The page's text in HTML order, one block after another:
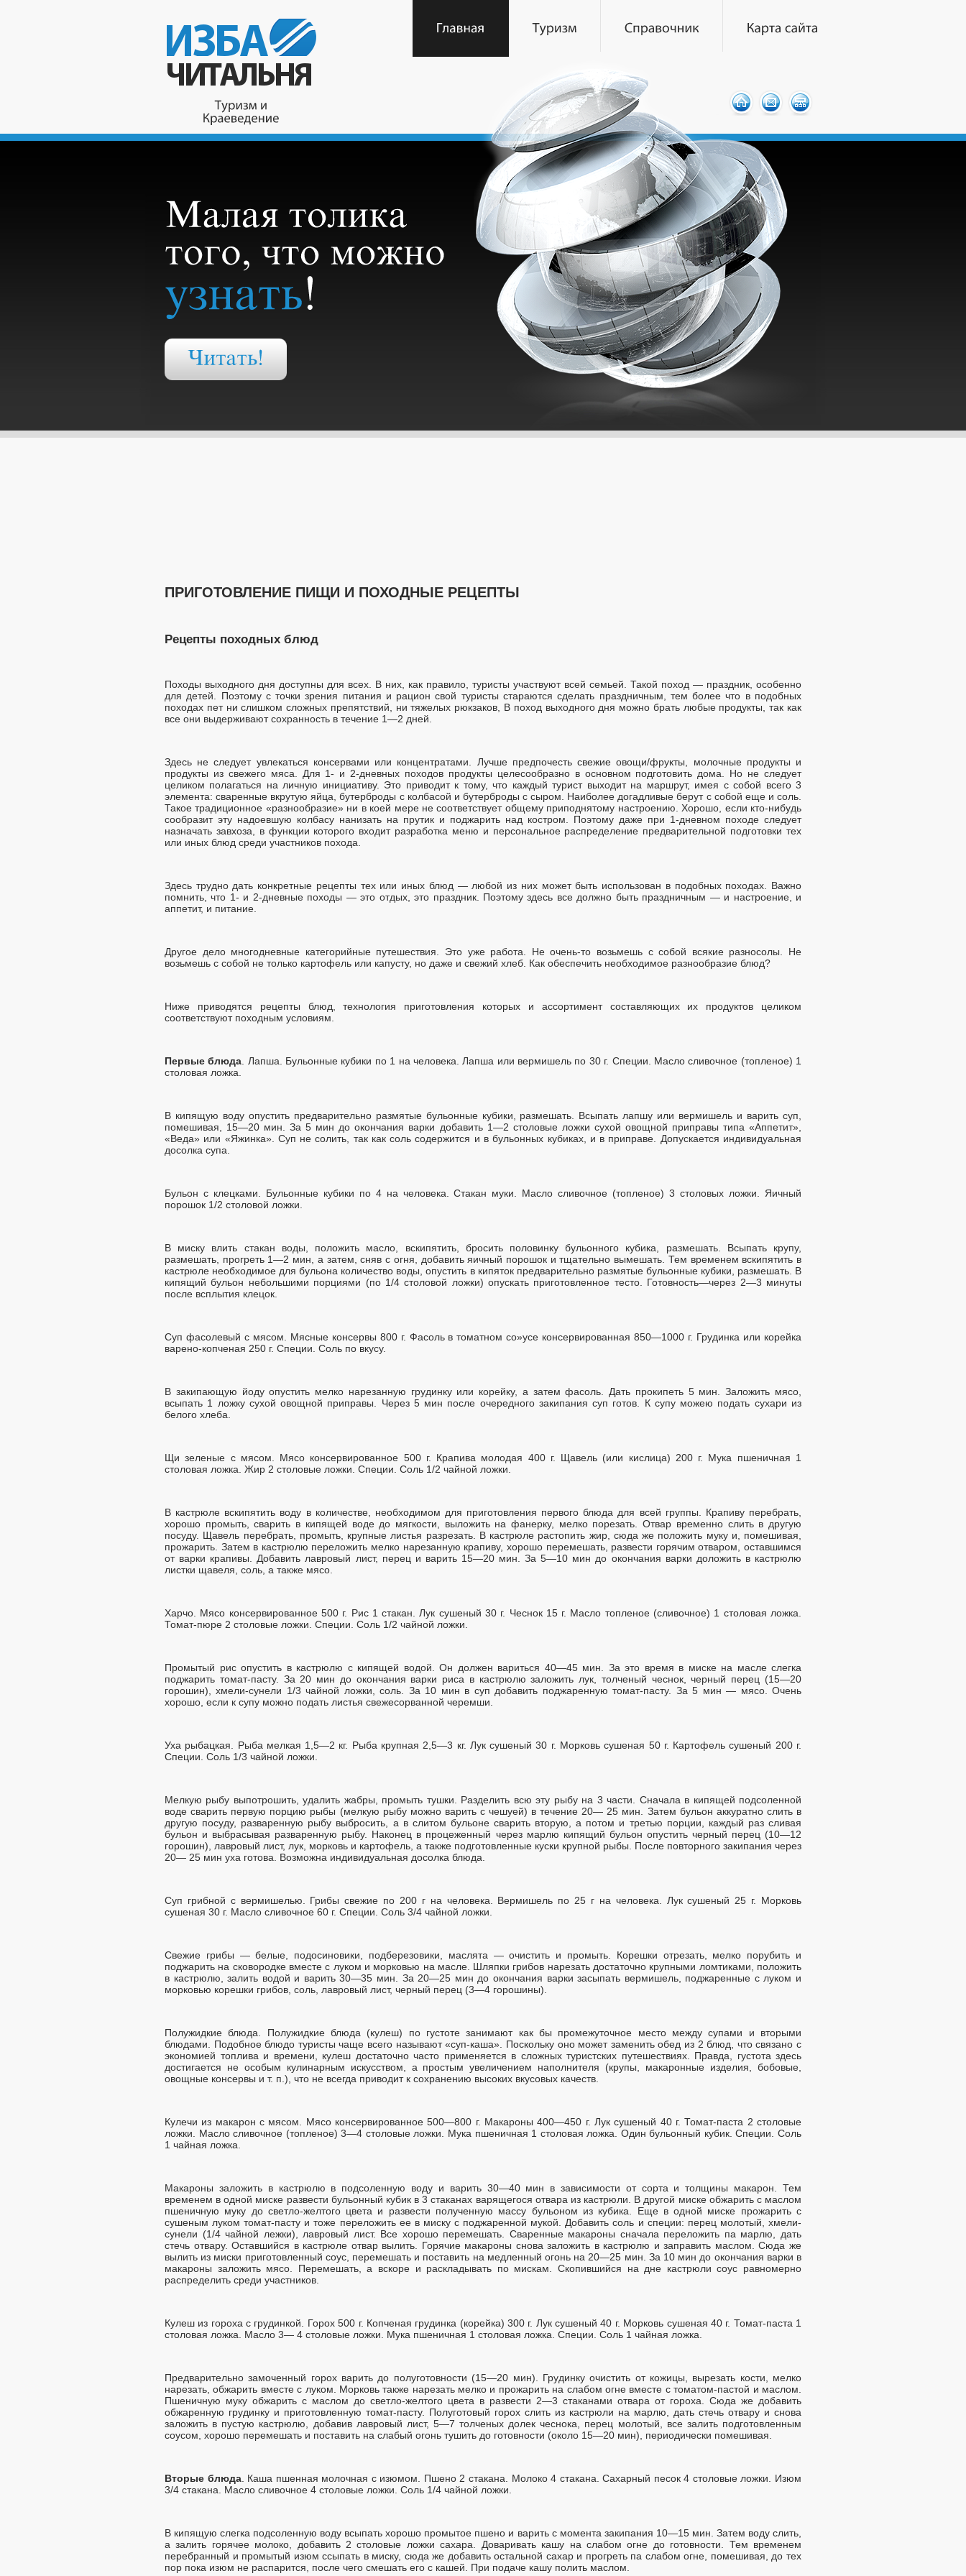
ПРИГОТОВЛЕНИЕ ПИЩИ И ПОХОДНЫЕ РЕЦЕПТЫ
Рецепты походных блюд
Походы выходного дня доступны для всех. В них, как правило, туристы участвуют всей семьей. Такой поход — праздник, особенно
для детей. Поэтому с точки зрения питания и рацион свой туристы стараются сделать праздничным, тем более что в подобных
походах пет ни слишком сложных препятствий, ни тяжелых рюкзаков, В поход выходного дня можно брать любые продукты, так как
все они выдерживают сохранность в течение 1—2 дней.
Здесь не следует увлекаться консервами или концентратами. Лучше предпочесть свежие овощи/фрукты, молочные продукты и
продукты из свежего мяса. Для 1- и 2-дневных походов продукты целесообразно в основном подготовить дома. Но не следует
целиком полагаться на личную инициативу. Это приводит к тому, что каждый турист выходит на маршрут, имея с собой всего 3
элемента: сваренные вкрутую яйца, бутерброды с колбасой и бутерброды с сыром. Наиболее догадливые берут с собой еще и соль.
Такое традиционное «разнообразие» ни в коей мере не соответствует общему приподнятому настроению. Хорошо, если кто-нибудь
сообразит эту надоевшую колбасу нанизать на прутик и поджарить над костром. Поэтому даже при 1-дневном походе следует
назначать завхоза, в функции которого входит разработка меню и персональное распределение предварительной подготовки тех
или иных блюд среди участников похода.
Здесь трудно дать конкретные рецепты тех или иных блюд — любой из них может быть использован в подобных походах. Важно
помнить, что 1- и 2-дневные походы — это отдых, это праздник. Поэтому здесь все должно быть праздничным — и настроение, и
аппетит, и питание.
Другое дело многодневные категорийные путешествия. Это уже работа. Не очень-то возьмешь с собой всякие разносолы. Не
возьмешь с собой не только картофель или капусту, но даже и свежий хлеб. Как обеспечить необходимое разнообразие блюд?
Ниже приводятся рецепты блюд, технология приготовления которых и ассортимент составляющих их продуктов целиком
соответствуют походным условиям.
Первые блюда . Лапша. Бульонные кубики по 1 на человека. Лапша или вермишель по 30 г. Специи. Масло сливочное (топленое) 1
столовая ложка.
В кипящую воду опустить предварительно размятые бульонные кубики, размешать. Всыпать лапшу или вермишель и варить суп,
помешивая, 15—20 мин. За 5 мин до окончания варки добавить 1—2 столовые ложки сухой овощной приправы типа «Аппетит»,
«Веда» или «Яжинка». Суп не солить, так как соль содержится и в бульонных кубиках, и в приправе. Допускается индивидуальная
досолка супа.
Бульон с клецками. Бульонные кубики по 4 на человека. Стакан муки. Масло сливочное (топленое) 3 столовых ложки. Яичный
порошок 1/2 столовой ложки.
В миску влить стакан воды, положить масло, вскипятить, бросить половинку бульонного кубика, размешать. Всыпать крупу,
размешать, прогреть 1—2 мин, а затем, сняв с огня, добавить яичный порошок и тщательно вымешать. Тем временем вскипятить в
кастрюле необходимое для бульона количество воды, опустить в кипяток предварительно размятые бульонные кубики, размешать. В
кипящий бульон небольшими порциями (по 1/4 столовой ложки) опускать приготовленное тесто. Готовность—через 2—3 минуты
после всплытия клецок.
Суп фасолевый с мясом. Мясные консервы 800 г. Фасоль в томатном со»усе консервированная 850—1000 г. Грудинка или корейка
варено-копченая 250 г. Специи. Соль по вкусу.
В закипающую йоду опустить мелко нарезанную грудинку или корейку, а затем фасоль. Дать прокипеть 5 мин. Заложить мясо,
всыпать 1 ложку сухой овощной приправы. Через 5 мин после очередного закипания суп готов. К супу можею подать сухари из
белого хлеба.
Щи зеленые с мясом. Мясо консервированное 500 г. Крапива молодая 400 г. Щавель (или кислица) 200 г. Мука пшеничная 1
столовая ложка. Жир 2 столовые ложки. Специи. Соль 1/2 чайной ложки.
В кастрюле вскипятить воду в количестве, необходимом для приготовления первого блюда для всей группы. Крапиву перебрать,
хорошо промыть, сварить в кипящей воде до мягкости, выложить на фанерку, мелко порезать. Отвар временно слить в другую
посуду. Щавель перебрать, промыть, крупные листья разрезать. В кастрюле растопить жир, сюда же положить муку и, помешивая,
прожарить. Затем в кастрюлю переложить мелко нарезанную крапиву, хорошо перемешать, развести горячим отваром, оставшимся
от варки крапивы. Добавить лавровый лист, перец и варить 15—20 мин. За 5—10 мин до окончания варки доложить в кастрюлю
листки щавеля, соль, а также мясо.
Харчо. Мясо консервированное 500 г. Рис 1 стакан. Лук сушеный 30 г. Чеснок 15 г. Масло топленое (сливочное) 1 столовая ложка.
Томат-пюре 2 столовые ложки. Специи. Соль 1/2 чайной ложки.
Промытый рис опустить в кастрюлю с кипящей водой. Он должен вариться 40—45 мин. За это время в миске на масле слегка
поджарить томат-пасту. За 20 мин до окончания варки риса в кастрюлю заложить лук, толченый чеснок, черный перец (15—20
горошин), хмели-сунели 1/3 чайной ложки, соль. За 10 мин в суп добавить поджаренную томат-пасту. За 5 мин — мясо. Очень
хорошо, если к супу можно подать листья свежесорванной черемши.
Уха рыбацкая. Рыба мелкая 1,5—2 кг. Рыба крупная 2,5—3 кг. Лук сушеный 30 г. Морковь сушеная 50 г. Картофель сушеный 200 г.
Специи. Соль 1/3 чайной ложки.
Мелкую рыбу выпотрошить, удалить жабры, промыть тушки. Разделить всю эту рыбу на 3 части. Сначала в кипящей подсоленной
воде сварить первую порцию рыбы (мелкую рыбу можно варить с чешуей) в течение 20— 25 мин. Затем бульон аккуратно слить в
другую посуду, разваренную рыбу выбросить, а в слитом бульоне сварить вторую, а потом и третью порции, каждый раз сливая
бульон и выбрасывая разваренную рыбу. Наконец в процеженный через марлю кипящий бульон опустить черный перец (10—12
горошин), лавровый лист, лук, морковь и картофель, а также подготовленные куски крупной рыбы. После повторного закипания через
20— 25 мин уха готова. Возможна индивидуальная досолка блюда.
Суп грибной с вермишелью. Грибы свежие по 200 г на человека. Вермишель по 25 г на человека. Лук сушеный 25 г. Морковь
сушеная 30 г. Масло сливочное 60 г. Специи. Соль 3/4 чайной ложки.
Свежие грибы — белые, подосиновики, подберезовики, маслята — очистить и промыть. Корешки отрезать, мелко порубить и
поджарить на сковородке вместе с луком и морковью на масле. Шляпки грибов нарезать достаточно крупными ломтиками, положить
в кастрюлю, залить водой и варить 30—35 мин. За 20—25 мин до окончания варки засыпать вермишель, поджаренные с луком и
морковью корешки грибов, соль, лавровый лист, черный перец (3—4 горошины).
Полужидкие блюда. Полужидкие блюда (кулеш) по густоте занимают как бы промежуточное место между супами и вторыми
блюдами. Подобное блюдо туристы чаще всего называют «суп-каша». Поскольку оно может заменить обед из 2 блюд, что связано с
экономией топлива и времени, кулеш достаточно часто применяется в сложных туристских путешествиях. Правда, густота здесь
достигается не особым кулинарным искусством, а простым увеличением наполнителя (крупы, макаронные изделия, бобовые,
овощные консервы и т. п.), что не всегда приводит к сохранению высоких вкусовых качеств.
Кулечи из макарон с мясом. Мясо консервированное 500—800 г. Макароны 400—450 г. Лук сушеный 40 г. Томат-паста 2 столовые
ложки. Масло сливочное (топленое) 3—4 столовые ложки. Мука пшеничная 1 столовая ложка. Один бульонный кубик. Специи. Соль
1 чайная ложка.
Макароны заложить в кастрюлю в подсоленную воду и варить 30—40 мин в зависимости от сорта и толщины макарон. Тем
временем в одной миске развести бульонный кубик в 3 стаканах варящегося отвара из кастрюли. В другой миске обжарить с маслом
пшеничную муку до светло-желтого цвета и развести полученную массу бульоном из кубика. Еще в одной миске прожарить с
сушеным луком томат-пасту и тоже переложить ее в миску с поджаренной мукой. Добавить соль и специи: перец молотый, хмели-
сунели (1/4 чайной лежки), лавровый лист. Все хорошо перемешать. Сваренные макароны сначала переложить па марлю, дать
стечь отвару. Оставшийся в кастрюле отвар вылить. Горячие макароны снова заложить в кастрюлю и заправить маслом. Сюда же
вылить из миски приготовленный соус, перемешать и поставить на медленный огонь на 20—25 мин. За 10 мин до окончания варки в
макароны заложить мясо. Перемешать, а вскоре и раскладывать по мискам. Скопившийся на дне кастрюли соус равномерно
распределить среди участников.
Кулеш из гороха с грудинкой. Горох 500 г. Копченая грудинка (корейка) 300 г. Лук сушеный 40 г. Морковь сушеная 40 г. Томат-паста 1
столовая ложка. Масло 3— 4 столовые ложки. Мука пшеничная 1 столовая ложка. Специи. Соль 1 чайная ложка.
Предварительно замоченный горох варить до полуготовности (15—20 мин). Грудинку очистить от кожицы, вырезать кости, мелко
нарезать, обжарить вместе с луком. Морковь также нарезать мелко и прожарить на слабом огне вместе с томатом-пастой и маслом.
Пшеничную муку обжарить с маслом до светло-желтого цвета в развести 2—3 стаканами отвара от гороха. Сюда же добавить
обжаренную грудинку и приготовленную томат-пасту. Полуготовый горох слить из кастрюли на марлю, дать стечь отвару и снова
заложить в пустую кастрюлю, добавив лавровый лист, 5—7 толченых долек чеснока, перец молотый, все залить подготовленным
соусом, хорошо перемешать и поставить на слабый огонь тушить до готовности (около 15—20 мин), периодически помешивая.
Вторые блюда. Каша пшенная молочная с изюмом. Пшено 2 стакана. Молоко 4 стакана. Сахарный песок 4 столовые ложки. Изюм
3/4 стакана. Масло сливочное 4 столовые ложки. Соль 1/4 чайной ложки.
В кипящую слегка подсоленную воду всыпать хорошо промытое пшено и варить с момента закипания 10—15 мин. Затем воду слить,
а залить горячее молоко, добавить 2 столовые ложки сахара. Доваривать кашу на слабом огне до готовности. Тем временем
перебранный и промытый изюм ссыпать в миску, сюда же добавить остальной сахар и прогреть па слабом огне, помешивая, до тех
пор пока изюм не распарится, после чего смешать его с кашей. При подаче кашу полить маслом.